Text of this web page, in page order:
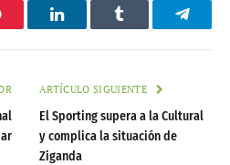
LinkedInTumblr
ARTÍCULO SIGUIENTE
El Sporting supera a la Cultural
y complica la situación de
Ziganda